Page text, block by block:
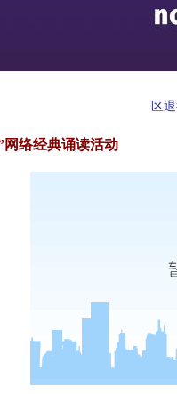
区
络经典诵读活动